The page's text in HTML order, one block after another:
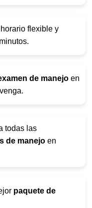
flexible y
de manejo en
todas las
de manejo en
paquete de